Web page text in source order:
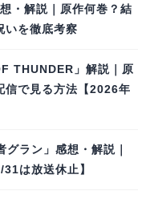
・解説｜原作何巻？結
いを徹底考察
THUNDER」解説｜原
信で見る方法【2026年
ラン」感想・解説｜
は放送休止】